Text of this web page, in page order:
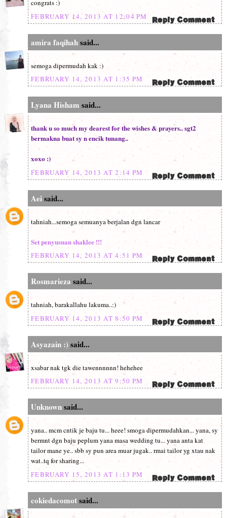
congrats :)
FEBRUARY 14, 2013 AT 12:04 PM
amira faqihahsaid...
semoga dipermudah kak :)
FEBRUARY 14, 2013 AT 1:35 PM
Lyana Hisham said...
thank u so much my dearest for the wishes & prayers.. sgt2
bermakna buat sy n encik tunang..
xoxo :)
FEBRUARY 14, 2013 AT 2:14 PM
Aeisaid...
tahniah...semoga semuanya berjalan dgn lancar
Set penyusuan shaklee !!!
FEBRUARY 14, 2013 AT 4:51 PM
Rosmarieza said...
tahniah, barakallahu lakuma..:)
FEBRUARY 14, 2013 AT 8:50 PM
Asyazain :)said...
xsabar nak tgk die tawennnnnn! hehehee
FEBRUARY 14, 2013 AT 9:50 PM
Unknownsaid...
yana.. mcm cntik je baju tu... heee! smoga dipermudahkan... yana, sy
bermnt dgn baju peplum yana masa wedding tu... yana anta kat
tailor mane ye.. sbb sy pun area muar jugak.. rmai tailor yg xtau nak
wat..tq for sharing...
FEBRUARY 15, 2013 AT 1:13 PM
cokiedacomotsaid...